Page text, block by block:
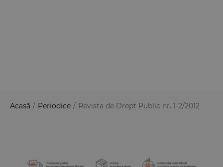
Acasă / Periodice / Revista de Drept Public nr. 1-2/2012